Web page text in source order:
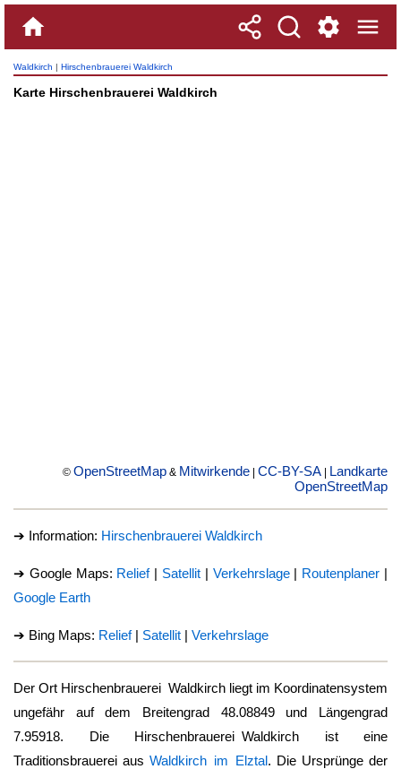
Waldkirch | Hirschenbrauerei Waldkirch
Karte Hirschenbrauerei Waldkirch
© OpenStreetMap & Mitwirkende CC-BY-SA Landkarte
OpenStreetMap
➔ Information: Hirschenbrauerei Waldkirch
➔ Google Maps: Relief| Satellit | Verkehrslage| Routenplaner |
Google Earth
➔ Bing Maps: Relief| Satellit | Verkehrslage
Der Ort Hirschenbrauerei Waldkirch liegt im Koordinatensystem
ungefähr auf dem Breitengrad 48.08849 und Längengrad
7.95918. Die Hirschenbrauerei Waldkirch ist eine
Traditionsbrauerei aus Waldkirch im Elztal. Die Ursprünge der